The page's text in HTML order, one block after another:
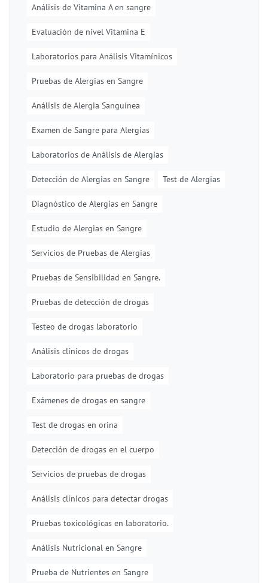
Análisis de Vitamina A en sangre
Evaluación de nivel Vitamina E
Laboratorios para Análisis Vitamínicos
Pruebas de Alergias en Sangre
Análisis de Alergia Sanguínea
Examen de Sangre para Alergias
Laboratorios de Análisis de Alergias
Detección de Alergias en Sangre Test de Alergias
Diagnóstico de Alergias en Sangre
Estudio de Alergias en Sangre
Servicios de Pruebas de Alergias
Pruebas de Sensibilidad en Sangre.
Pruebas de detección de drogas
Testeo de drogas laboratorio
Análisis clínicos de drogas
Laboratorio para pruebas de drogas
Exámenes de drogas en sangre
Test de drogas en orina
Detección de drogas en el cuerpo
Servicios de pruebas de drogas
Análisis clínicos para detectar drogas
Pruebas toxicológicas en laboratorio.
Análisis Nutricional en Sangre
Prueba de Nutrientes en Sangre